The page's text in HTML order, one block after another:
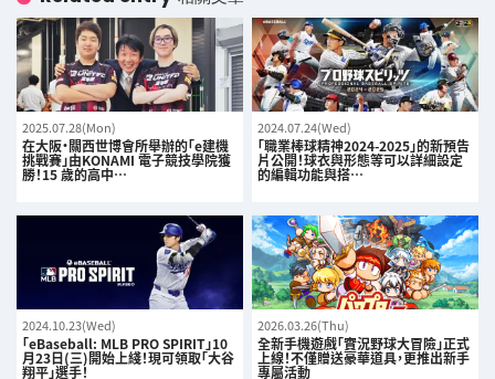
2025.07.28(Mon)
在大阪·關西世博會所舉辦的「e建機
挑戰賽」由KONAMI 電子競技學院獲
勝！15 歲的高中…
2024.07.24(Wed)
「職業棒球精神2024-2025」的新預告
片公開！球衣與形態等可以詳細設定
的編輯功能與搭…
2024.10.23(Wed)
「eBaseball: MLB PRO SPIRIT」10
月23日(三)開始上綫！現可領取「大谷
翔平」選手！
2026.03.26(Thu)
全新手機遊戲「實況野球大冒險」正式
上線！不僅贈送豪華道具，更推出新手
專屬活動